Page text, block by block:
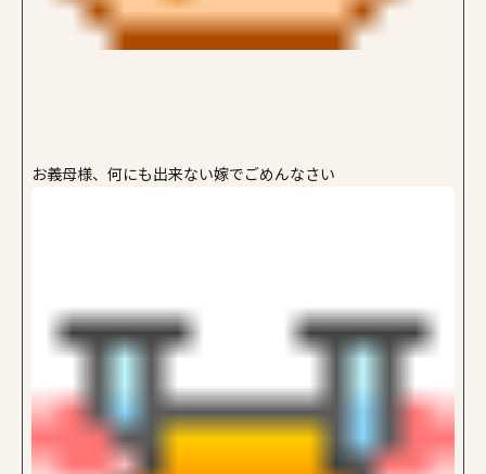
お義母様、何にも出来ない嫁でごめんなさい